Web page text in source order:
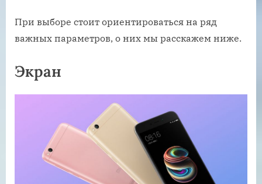
При выборе стоит ориентироваться на ряд
важных параметров, о них мы расскажем ниже.
Экран